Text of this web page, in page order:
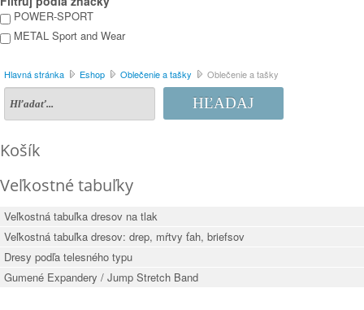
POWER-SPORT
METAL Sport and Wear
Hlavná stránka Eshop Oblečenie a tašky Oblečenie a tašky
HĽADAJ
Košík
Veľkostné tabuľky
Veľkostná tabuľka dresov na tlak
Veľkostná tabuľka dresov: drep, mŕtvy ťah, briefsov
Dresy podľa telesného typu
Gumené Expandery / Jump Stretch Band